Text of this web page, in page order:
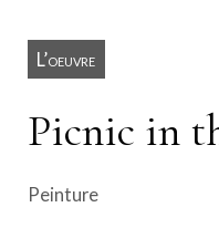
L’oeuvre
Picnic in
Peinture